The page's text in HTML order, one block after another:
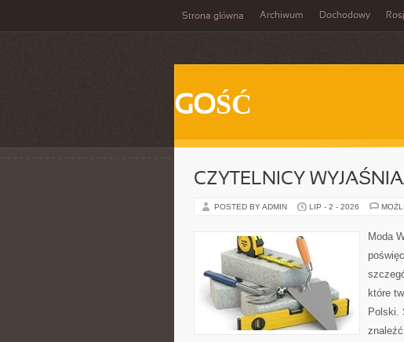
Strona główna Archiwum Dochodowy
GOŚĆ
CZYTELNICY
POSTED BY ADMIN LIP - 2 - 2026
Moda
które
Polski.